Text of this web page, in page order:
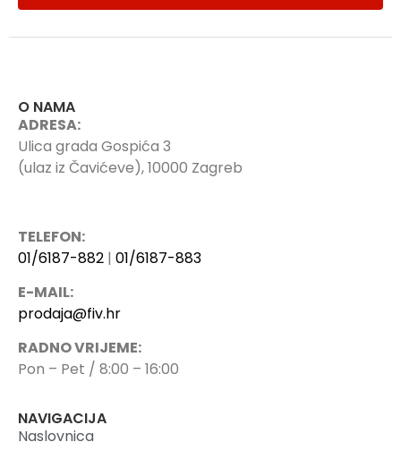
O NAMA
ADRESA:
Ulica grada Gospića 3
(ulaz iz Čavićeve), 10000 Zagreb
TELEFON:
01/6187-882 | 01/6187-883
E-MAIL:
prodaja@fiv.hr
RADNO VRIJEME:
Pon – Pet / 8:00 – 16:00
NAVIGACIJA
Naslovnica